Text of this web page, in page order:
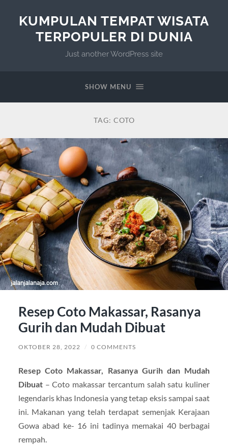
KUMPULAN TEMPAT WISATA
TERPOPULER DI DUNIA
Just another WordPress site
SHOW MENU
TAG: COTO
Resep Coto Makassar, Rasanya
Gurih dan Mudah Dibuat
OKTOBER 28, 2022 / 0 COMMENTS
Resep Coto Makassar, Rasanya Gurih dan Mudah
Dibuat– Coto makassar tercantum salah satu kuliner
legendaris khas Indonesia yang tetap eksis sampai saat
ini. Makanan yang telah terdapat semenjak Kerajaan
Gowa abad ke- 16 ini tadinya memakai 40 berbagai
rempah.